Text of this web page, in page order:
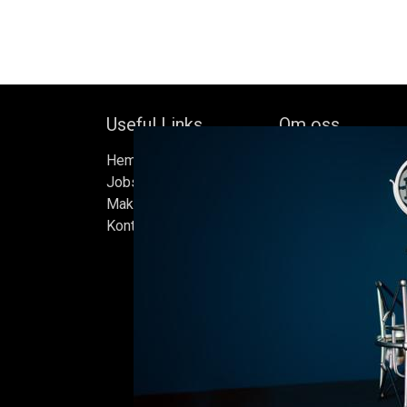
Useful Links
Hem
Jobs
Make Good
Kontakta oss
Om oss
Bock's Corner
oberoende
av Bock Brewery,
Efter nästan trettio
bryggde vi den
2015, som har blivit
Ölen bryggs i små
sats måste uppfylla
standarder vi
endast det bästa är